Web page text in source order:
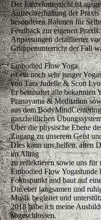
Der Einzelunterricht ist
Aufrechterhaltung der
besonderen Rahmen für
Feedback zur eigenen
Anpassungen detaillierter
Gruppenunterricht der Fall
Embodied Flow Yoga
ist ein noch sehr junger
von Tara Judelle & Scott
Er beinhaltet alle bekannten
Pranayama & Meditation
aus dem
ganzheitlichen
Über die physische Ebene
Zugang zu unserem Geist
Dies kann uns helfen, alten
im Alltag
zu reflektieren sowie uns für
Embodied Flow Yogastunde
Fokuspunkt und baut auf
Die eher langsamen und
Musik begleitet und
2018 habe ich meine
abgeschlossen.